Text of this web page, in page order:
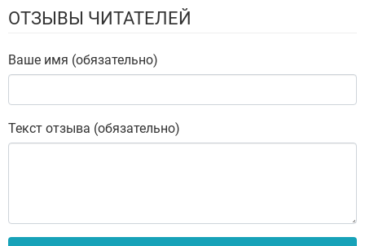
ОТЗЫВЫ ЧИТАТЕЛЕЙ
Ваше имя (обязательно)
Текст отзыва (обязательно)